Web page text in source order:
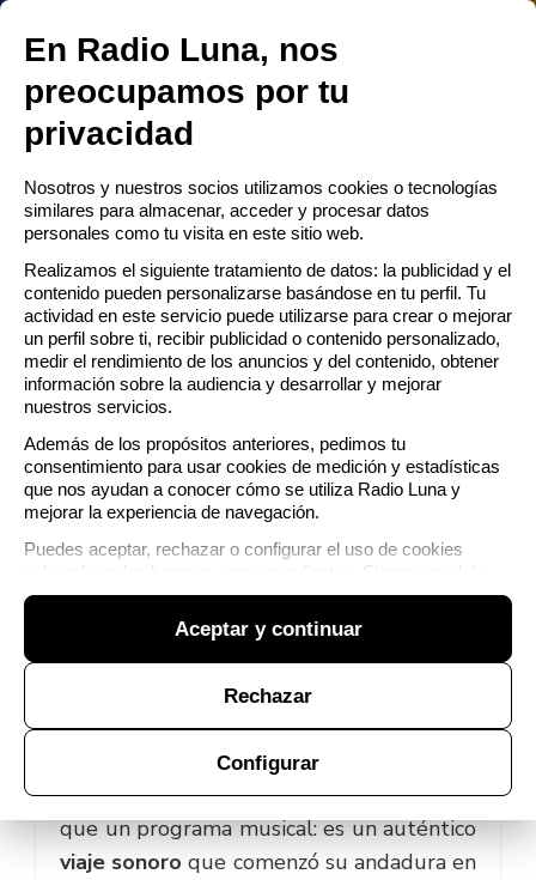
En Radio Luna, nos
preocupamos por tu
privacidad
Nosotros y nuestros socios utilizamos cookies o tecnologías
similares para almacenar, acceder y procesar datos
personales como tu visita en este sitio web.
Realizamos el siguiente tratamiento de datos: la publicidad y el
contenido pueden personalizarse basándose en tu perfil. Tu
actividad en este servicio puede utilizarse para crear o mejorar
un perfil sobre ti, recibir publicidad o contenido personalizado,
medir el rendimiento de los anuncios y del contenido, obtener
información sobre la audiencia y desarrollar y mejorar
nuestros servicios.
Además de los propósitos anteriores, pedimos tu
consentimiento para usar cookies de medición y estadísticas
que nos ayudan a conocer cómo se utiliza Radio Luna y
mejorar la experiencia de navegación.
Puedes aceptar, rechazar o configurar el uso de cookies
pulsando en los botones correspondientes. Siempre podrás
modificar tu elección desde laPolítica de cookies.
Aceptar y continuar
Rechazar
Configurar
men
ú
MENÚ
La cabaña del tío Tomes mucho más
que un programa musical: es un auténtico
viaje sonoro que comenzó su andadura en